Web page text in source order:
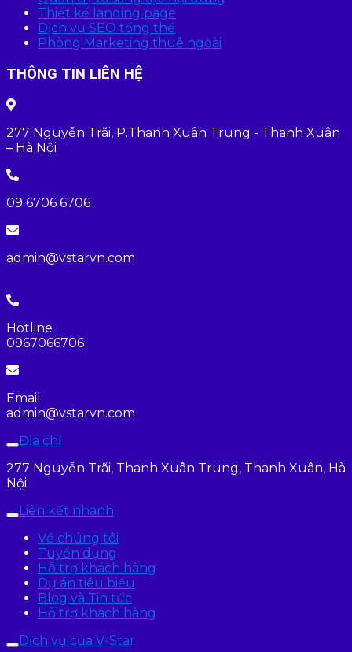
Thiết kế landing page
Dịch vụ SEO tổng thể
Phòng Marketing thuê ngoài
THÔNG TIN LIÊN HỆ
277 Nguyễn Trãi, P.Thanh Xuân Trung - Thanh Xuân
– Hà Nội
09 6706 6706
admin@vstarvn.com
Hotline
0967066706
Email
admin@vstarvn.com
Địa chỉ
277 Nguyễn Trãi, Thanh Xuân Trung, Thanh Xuân, Hà
Nội
Liên kết nhanh
Về chúng tôi
Tuyển dụng
Hỗ trợ khách hàng
Dự án tiêu biểu
Blog và Tin tức
Hỗ trợ khách hàng
Dịch vụ của V-Star